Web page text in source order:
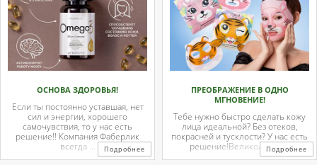
ОСНОВА ЗДОРОВЬЯ!
Если ты постоянно уставшая, нет
сил и энергии, хорошего
самочувствия, то у нас есть
решение!! Компания Фаберлик
всегда ...
Подробнее
ПРЕОБРАЖЕНИЕ В ОДНО
МГНОВЕНИЕ!
Тебе нужно быстро сделать кожу
лица идеальной? Без отеков,
покрасней и тусклости? У нас есть
решение!Великолепные
тканевые ...
Подробнее